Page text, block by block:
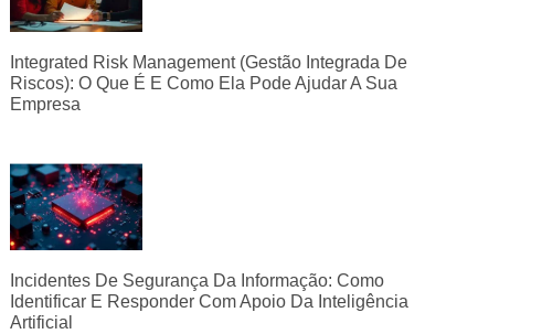
Integrated Risk Management (Gestão Integrada De
Riscos): O Que É E Como Ela Pode Ajudar A Sua
Empresa
Incidentes De Segurança Da Informação: Como
Identificar E Responder Com Apoio Da Inteligência
Artificial